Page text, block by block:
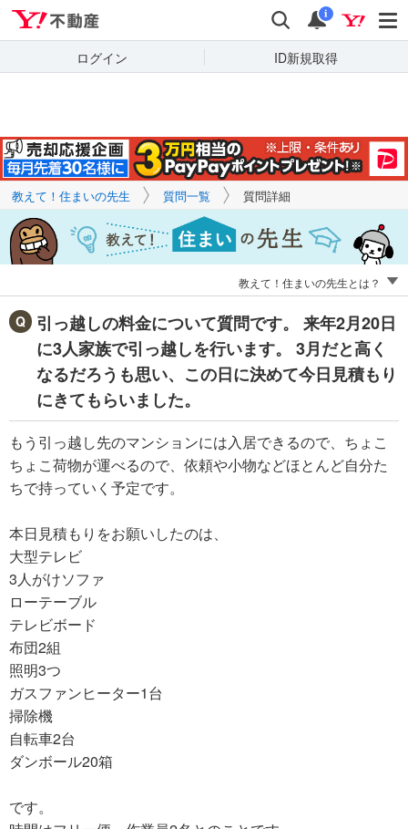
検索 通知
i
ログイン ID新規取得
キーワードで
質問を探す
教えて！住まいの先生 質問一覧 質問詳細
教えて！住まいの先生とは？
引っ越しの料金について質問です。 来年2月20日
に3人家族で引っ越しを行います。 3月だと高く
なるだろうも思い、この日に決めて今日見積もり
にきてもらいました。
もう引っ越し先のマンションには入居できるので、ちょこ
ちょこ荷物が運べるので、依頼や小物などほとんど自分た
ちで持っていく予定です。
本日見積もりをお願いしたのは、
大型テレビ
3人がけソファ
ローテーブル
テレビボード
布団2組
照明3つ
ガスファンヒーター1台
掃除機
自転車2台
ダンボール20箱
です。